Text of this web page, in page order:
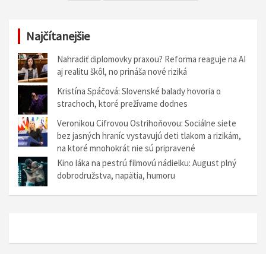
o
Najčítanejšie
Nahradiť diplomovky praxou? Reforma reaguje na AI
aj realitu škôl, no prináša nové riziká
Kristína Spáčová: Slovenské balady hovoria o
strachoch, ktoré prežívame dodnes
Veronikou Cifrovou Ostrihoňovou: Sociálne siete
bez jasných hraníc vystavujú deti tlakom a rizikám,
na ktoré mnohokrát nie sú pripravené
Kino láka na pestrú filmovú nádielku: August plný
dobrodružstva, napätia, humoru